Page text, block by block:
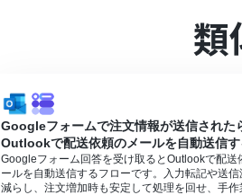
NotionとOutlookのそれぞれとYoom
トリガーは5分、10分、15分、30分、
プランによって最短の起動間隔が異な
に失敗する可能性があります。
類
Googleフォームで注文情報が送信された
Outlookで配送依頼のメールを自動送信す
Googleフォーム回答を受け取るとOutlookで配送
ールを自動送信するフローです。入力転記や送信
減らし、注文増加時も安定して処理を回せ、手作